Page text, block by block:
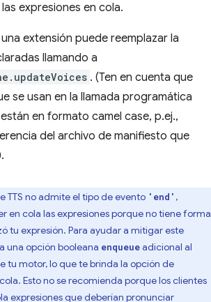
expresiones en cola.
extensión puede reemplazar la
llamando a
. (Ten en cuenta que
se usan en la llamada programática
están en formato camel case, p.ej.,
del archivo de manifiesto que
TTS no admite el tipo de evento 'end' ,
en cola las expresiones porque no tiene forma
tu expresión. Para ayudar a mitigar este
una opción booleana enqueueadicional al
tu motor, lo que te brinda la opción de
Esto no se recomienda porque los clientes
expresiones que deberían pronunciar